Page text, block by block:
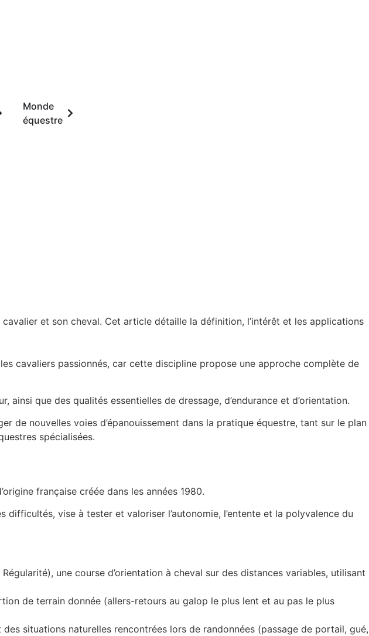
Monde
équestre
et son cheval. Cet article détaille la définition, l’intérêt et les applications
cavaliers passionnés, car cette discipline propose une approche complète de
que des qualités essentielles de dressage, d’endurance et d’orientation.
de nouvelles voies d’épanouissement dans la pratique équestre, tant sur le plan
spécialisées.
française créée dans les années 1980.
difficultés, vise à tester et valoriser l’autonomie, l’entente et la polyvalence du
une course d’orientation à cheval sur des distances variables, utilisant
de terrain donnée (allers-retours au galop le plus lent et au pas le plus
situations naturelles rencontrées lors de randonnées (passage de portail, gué,